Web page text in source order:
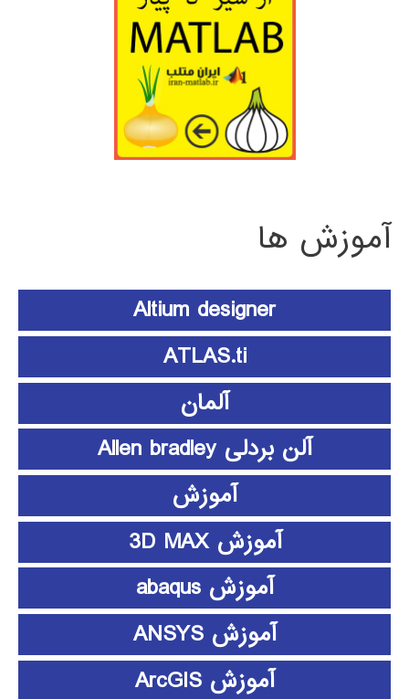
آموزش ها
Altium designer
ATLAS.ti
آلمان
آلن بردلی Allen bradley
آموزش
آموزش 3D MAX
آموزش abaqus
آموزش ANSYS
آموزش ArcGIS